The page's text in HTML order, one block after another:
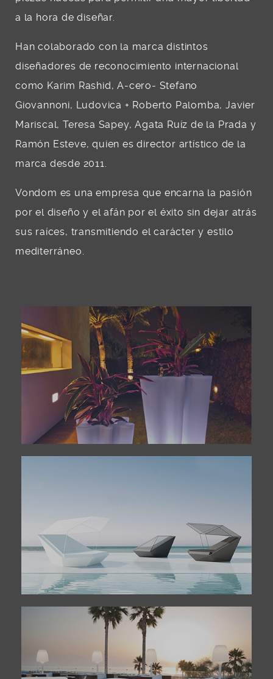
a la hora de diseñar.
Han colaborado con la marca distintos
diseñadores de reconocimiento internacional
como Karim Rashid, A-cero- Stefano
Giovannoni, Ludovica + Roberto Palomba, Javier
Mariscal, Teresa Sapey, Agata Ruíz de la Prada y
Ramón Esteve, quien es director artístico de la
marca desde 2011.
Vondom es una empresa que encarna la pasión
por el diseño y el afán por el éxito sin dejar atrás
sus raíces, transmitiendo el carácter y estilo
mediterráneo.